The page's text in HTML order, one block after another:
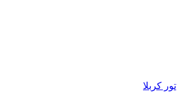
تور کربلا